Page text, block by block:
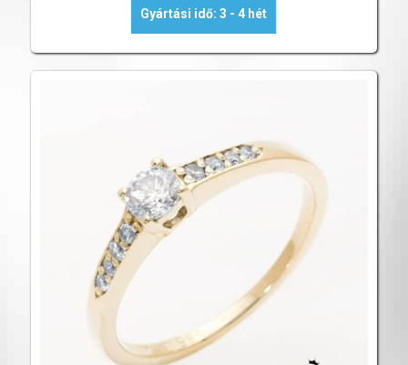
Gyártási idő: 3 - 4 hét